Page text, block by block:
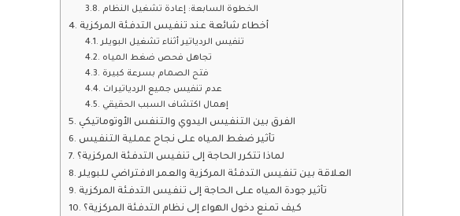
الخطوة السابعة: إعادة تشغيل النظام
أخطاء شائعة عند تنفيس التدفئة المركزية
تنفيس الردياتير أثناء تشغيل البويلر
تجاهل فحص ضغط المياه
فتح الصمام بسرعة كبيرة
عدم تنفيس جميع الردياتيرات
إهمال اكتشاف السبب الحقيقي
الفرق بين التنفيس اليدوي والتنفس الأوتوماتيكي
تأثير ضغط المياه على نجاح عملية التنفيس
لماذا تتكرر الحاجة إلى تنفيس التدفئة المركزية؟
العلاقة بين تنفيس التدفئة المركزية والعمر الافتراضي للبويلر
تأثير جودة المياه على الحاجة إلى تنفيس التدفئة المركزية
كيف تمنع دخول الهواء إلى نظام التدفئة المركزية؟